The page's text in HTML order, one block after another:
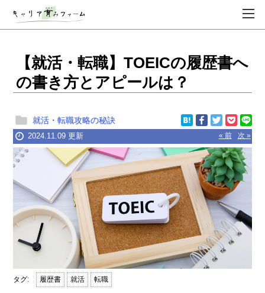
【就活・転職】TOEICの履歴書へ
の書き方とアピールは？
就活・転職攻略の秘訣
2024.11.09 更新 次 »
« 前
履歴書 就活 転職